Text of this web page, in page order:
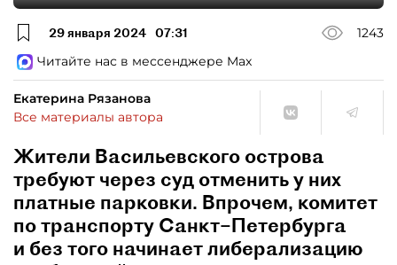
29 января 2024 07:31
1243
Читайте нас в мессенджере Max
Екатерина Рязанова
Все материалы автора
Жители Васильевского острова
требуют через суд отменить у них
платные парковки. Впрочем, комитет
по транспорту Санкт–Петербурга
и без того начинает либерализацию